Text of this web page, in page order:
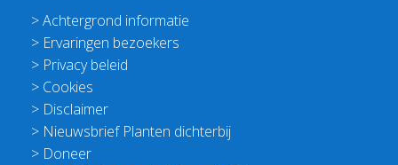
>Achtergrond informatie
> Ervaringen bezoekers
> Privacy beleid
> Cookies
> Disclaimer
> Nieuwsbrief Planten dichterbij
> Doneer